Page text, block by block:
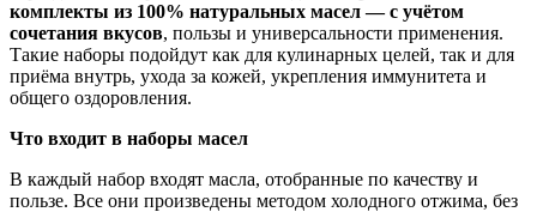
комплекты из 100% натуральных масел — с учётом
сочетания вкусов, пользы и универсальности применения.
Такие наборы подойдут как для кулинарных целей, так и для
приёма внутрь, ухода за кожей, укрепления иммунитета и
общего оздоровления.
Что входит в наборы масел
В каждый набор входят масла, отобранные по качеству и
пользе. Все они произведены методом холодного отжима, без